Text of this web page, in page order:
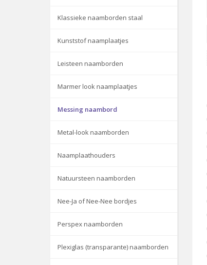
Klassieke naamborden staal
Kunststof naamplaatjes
Leisteen naamborden
Marmer look naamplaatjes
Messing naambord
Metal-look naamborden
Naamplaathouders
Natuursteen naamborden
Nee-Ja of Nee-Nee bordjes
Perspex naamborden
Plexiglas (transparante) naamborden